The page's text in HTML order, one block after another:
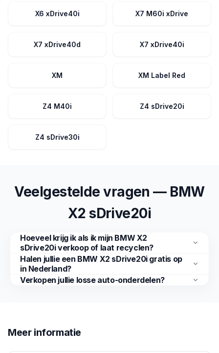
X6 xDrive40i X7 M60i xDrive
X7 xDrive40d X7 xDrive40i
XM XM Label Red
Z4 M40i Z4 sDrive20i
Z4 sDrive30i
Veelgestelde vragen — BMW
X2 sDrive20i
Hoeveel krijg ik als ik mijn BMW X2
sDrive20i verkoop of laat recyclen?
Halen jullie een BMW X2 sDrive20i gratis op
in Nederland?
Verkopen jullie losse auto-onderdelen?
Meer informatie